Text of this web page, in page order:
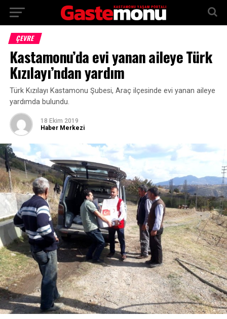
ÇEVRE
Kastamonu’da evi yanan aileye Türk
Kızılayı’ndan yardım
Türk Kızılayı Kastamonu Şubesi, Araç ilçesinde evi yanan aileye
yardımda bulundu.
18 Ekim 2019
Haber Merkezi